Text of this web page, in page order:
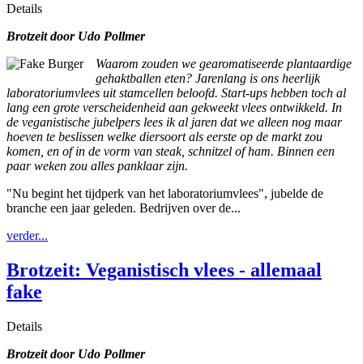
Details
Brotzeit door Udo Pollmer
Waarom zouden we gearomatiseerde plantaardige
gehaktballen eten? Jarenlang is ons heerlijk
laboratoriumvlees uit stamcellen beloofd. Start-ups hebben toch al
lang een grote verscheidenheid aan gekweekt vlees ontwikkeld. In
de veganistische jubelpers lees ik al jaren dat we alleen nog maar
hoeven te beslissen welke diersoort als eerste op de markt zou
komen, en of in de vorm van steak, schnitzel of ham. Binnen een
paar weken zou alles panklaar zijn.
"Nu begint het tijdperk van het laboratoriumvlees", jubelde de
branche een jaar geleden. Bedrijven over de...
verder...
Brotzeit: Veganistisch vlees - allemaal
fake
Details
Brotzeit door Udo Pollmer